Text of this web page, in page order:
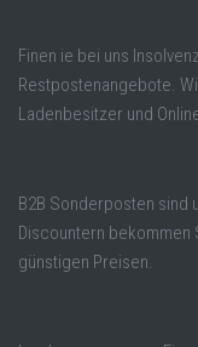
Finen ie bei uns
Restpostenangebote.
Ladenbesitzer und
B2B Sonderposten sind
Discountern bekommen
günstigen Preisen.